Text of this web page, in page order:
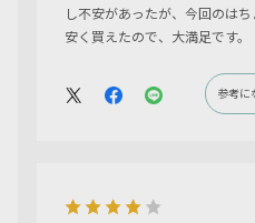
し不安があったが、今回のは
安く買えたので、大満足です。
参考に